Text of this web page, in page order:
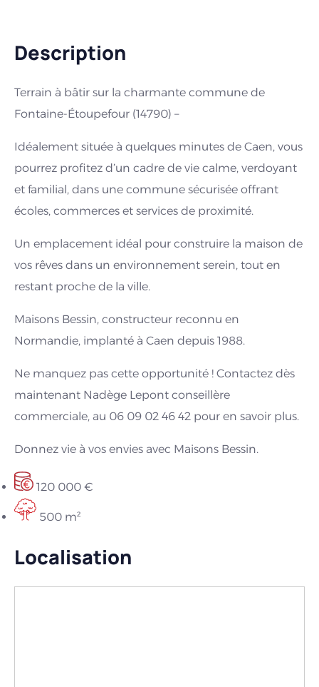
Description
Terrain à bâtir sur la charmante commune de
Fontaine-Étoupefour (14790) –
Idéalement située à quelques minutes de Caen, vous
pourrez profitez d’un cadre de vie calme, verdoyant
et familial, dans une commune sécurisée offrant
écoles, commerces et services de proximité.
Un emplacement idéal pour construire la maison de
vos rêves dans un environnement serein, tout en
restant proche de la ville.
Maisons Bessin, constructeur reconnu en
Normandie, implanté à Caen depuis 1988.
Ne manquez pas cette opportunité ! Contactez dès
maintenant Nadège Lepont conseillère
commerciale, au 06 09 02 46 42 pour en savoir plus.
Donnez vie à vos envies avec Maisons Bessin.
120 000 €
500 m²
Localisation